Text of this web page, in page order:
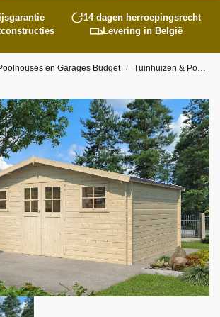
14 dagen herroepingsrecht
Levering in België
en Garages Budget / Tuinhuizen & Poolhouses